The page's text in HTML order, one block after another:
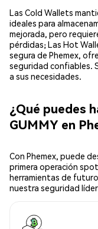
Las Cold Wallets
ideales para
mejorada, pero
pérdidas; Las Hot
segura de Phemex,
seguridad confiables.
a sus necesidades.
¿Qué puedes
GUMMY en
Con Phemex, puede
primera operación
herramientas de
nuestra seguridad